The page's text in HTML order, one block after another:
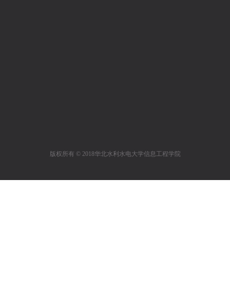
版权所有 © 2018华北水利水电大学信息工程学院